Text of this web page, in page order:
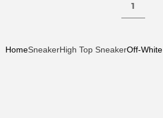
1
HomeSneakerHigh Top SneakerOff-White